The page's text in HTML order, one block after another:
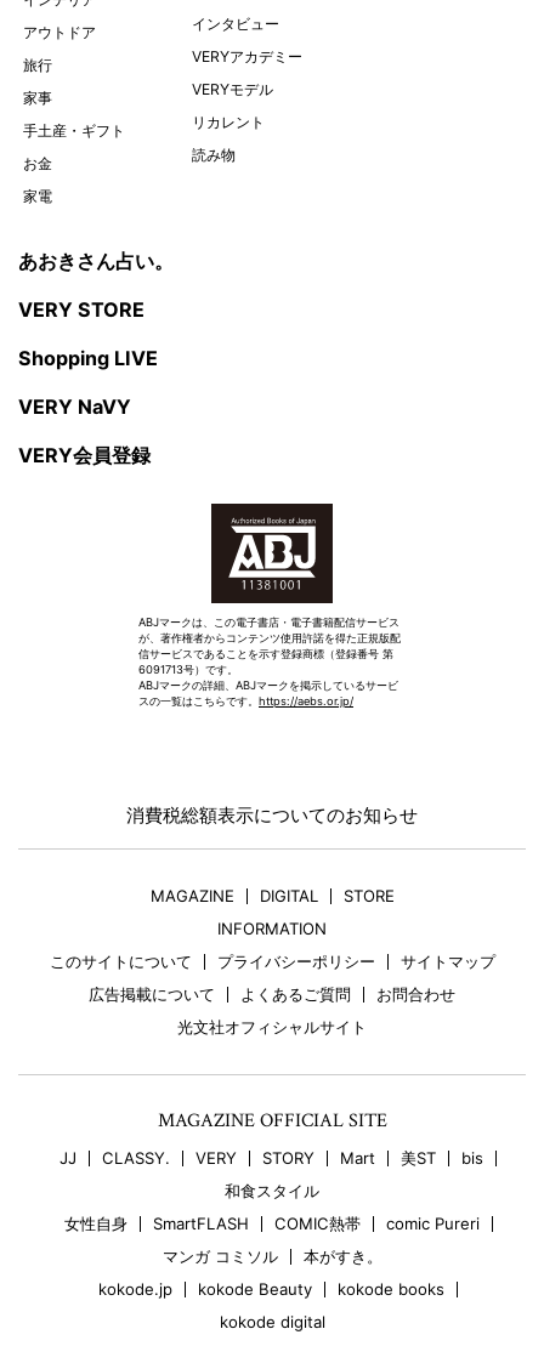
アウトドア
旅行
家事
手土産・ギフト
お金
家電
インタビュー
VERYアカデミー
VERYモデル
リカレント
読み物
あおきさん占い。
VERY STORE
Shopping LIVE
VERY NaVY
VERY会員登録
ABJマークは、この電子書店・電子書籍配信サービス
が、著作権者からコンテンツ使用許諾を得た正規版配
信サービスであることを示す登録商標（登録番号 第
6091713号）です。
ABJマークの詳細、ABJマークを掲示しているサービ
スの一覧はこちらです。 https://aebs.or.jp/
消費税総額表示についてのお知らせ
MAGAZINE DIGITAL
STORE
INFORMATION
このサイトについて
プライバシーポリシー
サイトマップ
広告掲載について
よくあるご質問
お問合わせ
光文社オフィシャルサイト
MAGAZINE OFFICIAL SITE
JJ CLASSY. VERY STORY Mart 美ST
bis
和食スタイル
女性自身
SmartFLASH COMIC熱帯
comic Pureri
マンガ コミソル
本がすき。
kokode.jp
kokode Beauty
kokode books
kokode digital